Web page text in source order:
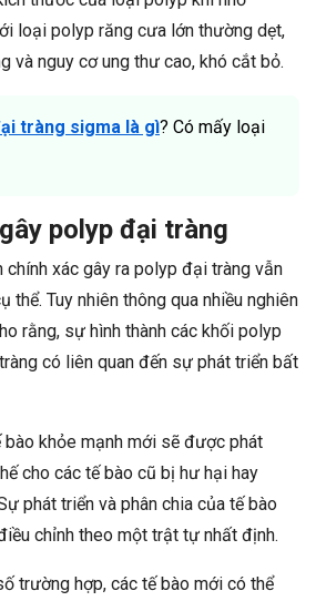
loại polyp răng cưa lớn thường dẹt,
và nguy cơ ung thư cao, khó cắt bỏ.
tràng sigma là gì? Có mấy loại
polyp đại tràng
chính xác gây ra polyp đại tràng vẫn
thể. Tuy nhiên thông qua nhiều nghiên
rằng, sự hình thành các khối polyp
có liên quan đến sự phát triển bất
bào khỏe mạnh mới sẽ được phát
cho các tế bào cũ bị hư hại hay
phát triển và phân chia của tế bào
chỉnh theo một trật tự nhất định.
trường hợp, các tế bào mới có thể